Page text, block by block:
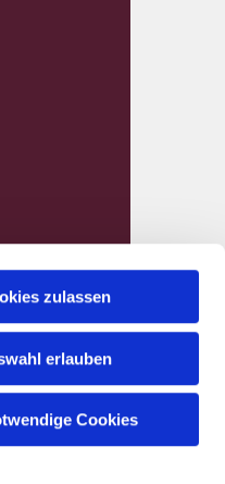
zulassen
erlauben
Cookies